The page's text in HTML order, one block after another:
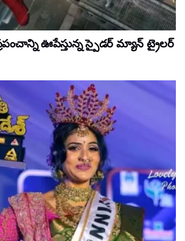
ఊపేస్తున్న స్పైడర్ మ్యాన్ ట్రైలర్